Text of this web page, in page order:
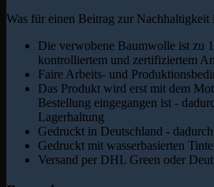
Was für einen Beitrag zur Nachhaltigkeit
Die verwobene Baumwolle ist zu
kontrolliertem und zertifiziertem
Faire Arbeits- und
Das Produkt wird erst mit dem
Bestellung eingegangen ist -
Lagerhaltung
Gedruckt in Deutschland -
Gedruckt mit wasserbasierten
Versand per DHL Green oder